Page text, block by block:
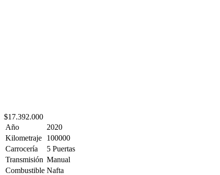
$17.392.000
Año
2020
Kilometraje
100000
Carrocería
5 Puertas
Transmisión Manual
Combustible Nafta